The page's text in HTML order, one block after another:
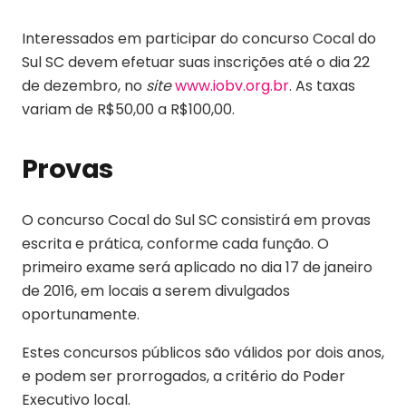
Interessados em participar do concurso Cocal do
Sul SC devem efetuar suas inscrições até o dia 22
de dezembro, no sitewww.iobv.org.br. As taxas
variam de R$50,00 a R$100,00.
Provas
O concurso Cocal do Sul SC consistirá em provas
escrita e prática, conforme cada função. O
primeiro exame será aplicado no dia 17 de janeiro
de 2016, em locais a serem divulgados
oportunamente.
Estes concursos públicos são válidos por dois anos,
e podem ser prorrogados, a critério do Poder
Executivo local.